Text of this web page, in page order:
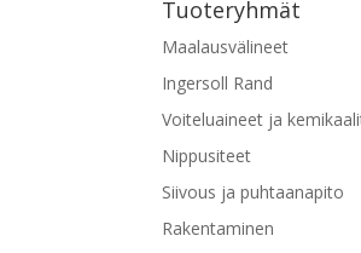
Tuoteryhmät
Maalausvälineet
Ingersoll Rand
Voiteluaineet ja
Nippusiteet
Siivous ja puhtaanapito
Rakentaminen